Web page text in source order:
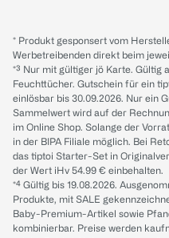
* Produkt gesponsert vom
Werbetreibenden direkt beim
*³ Nur mit gültiger jö Karte. Gültig
Feuchttücher. Gutschein für ein
einlösbar bis 30.09.2026. Nur ein
Sammelwert wird auf der
im Online Shop. Solange der
in der BIPA Filiale möglich. Bei
das tiptoi Starter-Set in
der Wert iHv 54.99 € einbehalten.
*⁴ Gültig bis 19.08.2026.
Produkte, mit SALE
Baby-Premium-Artikel sowie
kombinierbar. Preise werden